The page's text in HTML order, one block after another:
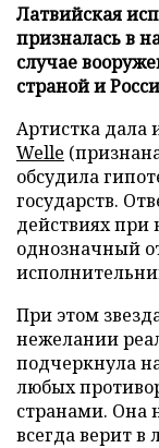
Латвийская
призналась в
случае
страной и
Артистка дала
Welle
обсудила
государств.
действиях при
однозначный
При этом
нежелании
подчеркнула
любых
странами. Она
всегда верит в